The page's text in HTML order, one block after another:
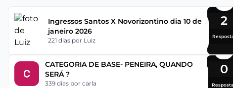
Ingressos Santos X Novorizontino dia 10 de
janeiro 2026
221 dias por Luiz
2
CATEGORIA DE BASE- PENEIRA, QUANDO
SERÁ ?
339 dias por carla
0